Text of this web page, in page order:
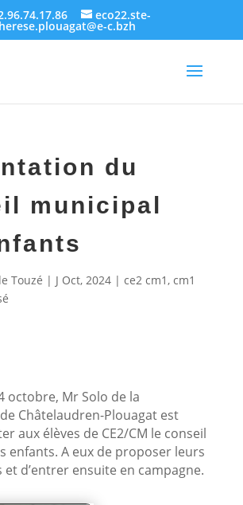
eco22.ste-
c.bzh
du
municipal
Touzé | J Oct, 2024| ce2 cm1, cm1
octobre, Mr Solo de la
Châtelaudren-Plouagat est
aux élèves de CE2/CM le conseil
enfants. A eux de proposer leurs
d’entrer ensuite en campagne.